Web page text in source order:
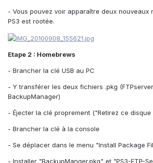
- Vous pouvez voir apparaître deux nouveaux
PS3 est rootée.
Etape 2 : Homebrews
- Brancher la clé USB au PC
- Y transférer les deux fichiers .pkg
BackupManager)
- Éjecter la clé proprement ("Retirez ce
- Brancher la clé à la console
- Se déplacer dans le menu "Install Package
- Installer "BackupManger.pkg" et "PS3-FTP-